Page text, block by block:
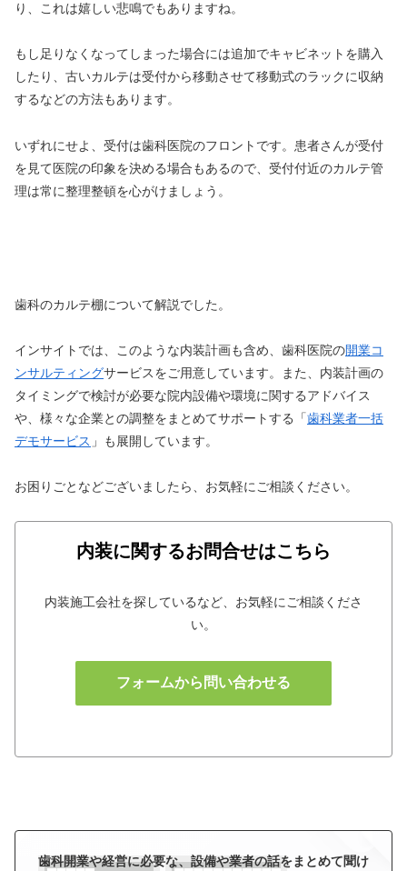
り、これは嬉しい悲鳴でもありますね。
もし足りなくなってしまった場合には追加でキャビネットを購入
したり、古いカルテは受付から移動させて移動式のラックに収納
するなどの方法もあります。
いずれにせよ、受付は歯科医院のフロントです。患者さんが受付
を見て医院の印象を決める場合もあるので、受付付近のカルテ管
理は常に整理整頓を心がけましょう。
歯科のカルテ棚について解説でした。
インサイトでは、このような内装計画も含め、歯科医院の開業コ
ンサルティングサービスをご用意しています。また、内装計画の
タイミングで検討が必要な院内設備や環境に関するアドバイス
や、様々な企業との調整をまとめてサポートする「歯科業者一括
デモサービス 」も展開しています。
お困りごとなどございましたら、お気軽にご相談ください。
内装に関するお問合せはこちら
内装施工会社を探しているなど、お気軽にご相談くださ
い。
フォームから問い合わせる
歯科開業や経営に必要な、設備や業者の話をまとめて聞け